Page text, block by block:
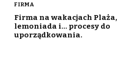
FIRMA
Firma na wakacjach Plaża,
lemoniada i… procesy do
uporządkowania.